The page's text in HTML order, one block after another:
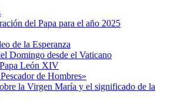
del Papa para el año 2025
de la Esperanza
Domingo desde el Vaticano
León XIV
de Hombres»
la Virgen María y el significado de la